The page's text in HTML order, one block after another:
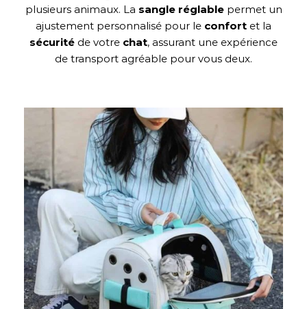
plusieurs animaux. La sangle réglablepermet un
ajustement personnalisé pour le confort et la
sécurité de votre chat, assurant une expérience
de transport agréable pour vous deux.